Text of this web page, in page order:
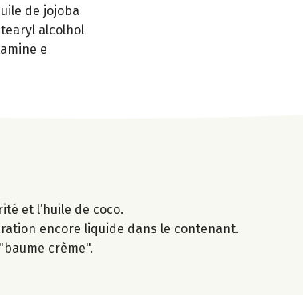
de jojoba
alcolhol
e
et l’huile de coco.
encore liquide dans le contenant.
crème".